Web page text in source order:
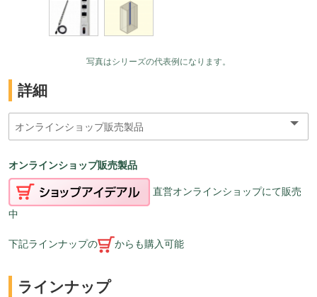
写真はシリーズの代表例になります。
詳細
オンラインショップ販売製品
直営オンラインショップにて販売
中
下記ラインナップの からも購入可能
ラインナップ